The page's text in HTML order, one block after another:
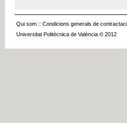
Qui som :: Condicions generals de
Universitat Politècnica de València © 2012